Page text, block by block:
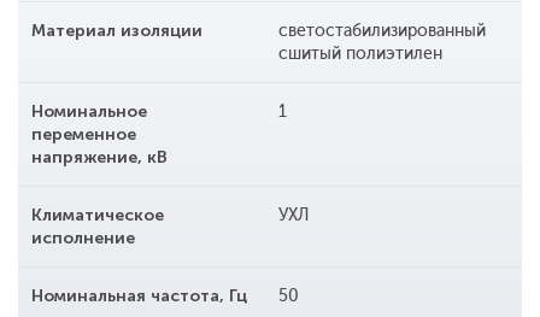
Материал изоляции
светостабилизированный
сшитый полиэтилен
Номинальное
переменное
напряжение, кВ
1
Климатическое
исполнение
УХЛ
Номинальная частота, Гц 50